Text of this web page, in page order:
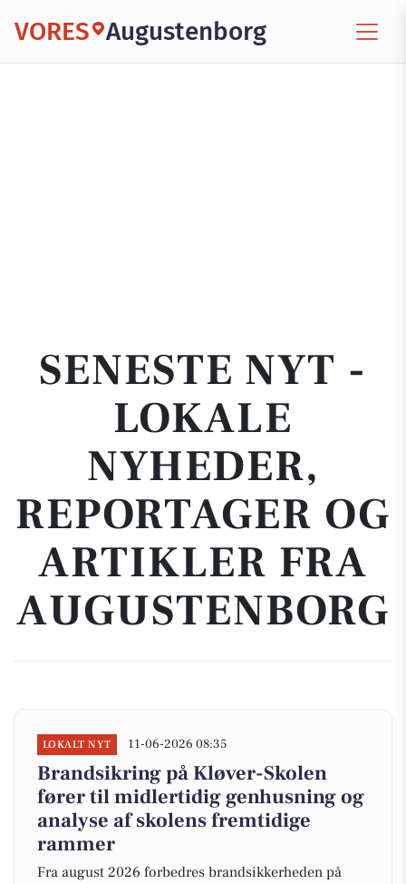
VORES Augustenborg
SENESTE NYT -
LOKALE
NYHEDER,
REPORTAGER OG
ARTIKLER FRA
AUGUSTENBORG
LOKALT NYT 11-06-2026 08:35
Brandsikring på Kløver-Skolen
fører til midlertidig genhusning og
analyse af skolens fremtidige
rammer
Fra august 2026 forbedres brandsikkerheden på